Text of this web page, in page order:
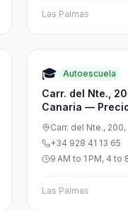
Las Palmas
🎓 Autoescuela
Carr. del Nte.,
Canaria —
Carr. del Nte.,
Las Palmas, España
+34 928 41 13 65
9 AM to 1 PM, 4 to
Las Palmas